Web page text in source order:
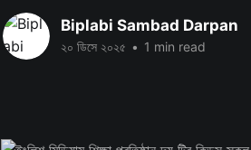
Biplabi Sambad Darpan
২০ ডিসে ২০২৫ • 1 min read